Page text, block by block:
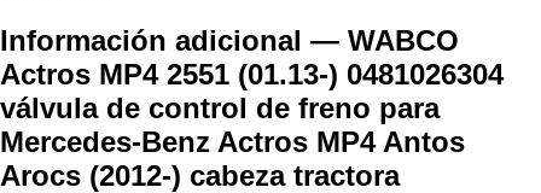
Información adicional — WABCO
Actros MP4 2551 (01.13-) 0481026304
válvula de control de freno para
Mercedes-Benz Actros MP4 Antos
Arocs (2012-) cabeza tractora